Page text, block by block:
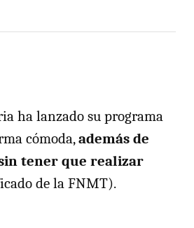
ha lanzado su programa
cómoda,además de
tener que realizar
de la FNMT).